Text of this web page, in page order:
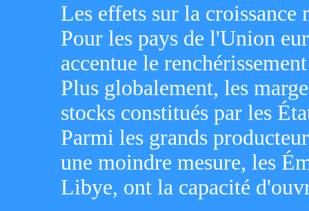
Les effets sur la
Pour les pays de l'Union
accentue le
Plus globalement, les
stocks constitués par les
Parmi les grands
une moindre mesure, les
Libye, ont la capacité